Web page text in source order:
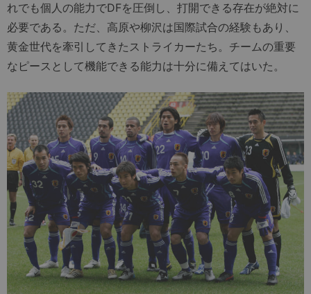
れでも個人の能力でDFを圧倒し、打開できる存在が絶対に
必要である。ただ、高原や柳沢は国際試合の経験もあり、
黄金世代を牽引してきたストライカーたち。チームの重要
なピースとして機能できる能力は十分に備えてはいた。